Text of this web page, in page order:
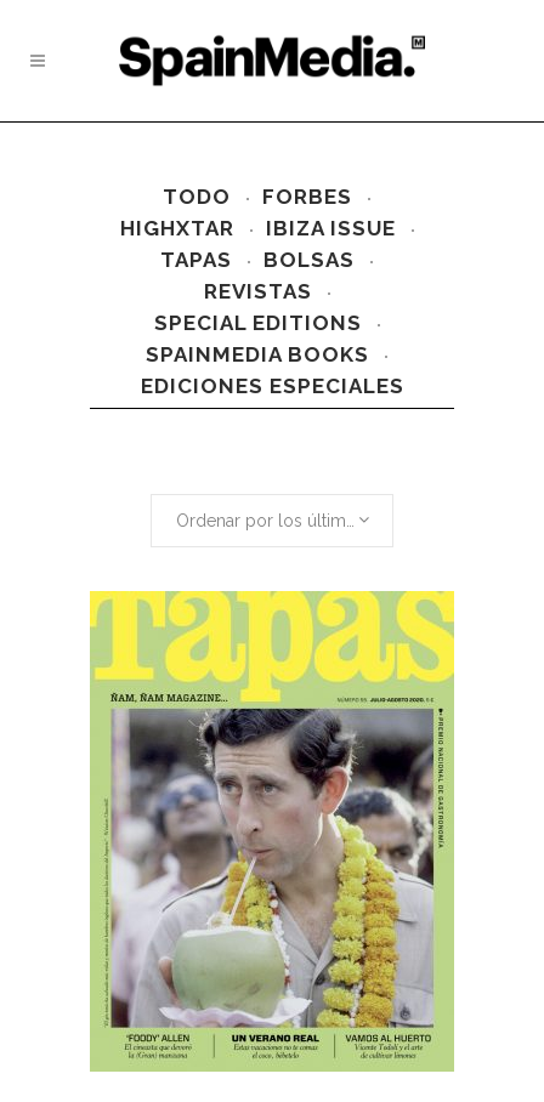
TODO
FORBES
HIGHXTAR
IBIZA ISSUE
TAPAS
BOLSAS
REVISTAS
SPECIAL EDITIONS
SPAINMEDIA BOOKS
EDICIONES ESPECIALES